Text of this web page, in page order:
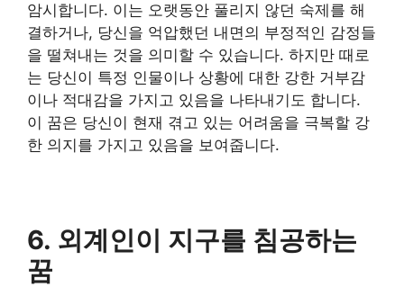
암시합니다. 이는 오랫동안 풀리지 않던 숙제를 해
결하거나, 당신을 억압했던 내면의 부정적인 감정들
을 떨쳐내는 것을 의미할 수 있습니다. 하지만 때로
는 당신이 특정 인물이나 상황에 대한 강한 거부감
이나 적대감을 가지고 있음을 나타내기도 합니다.
이 꿈은 당신이 현재 겪고 있는 어려움을 극복할 강
한 의지를 가지고 있음을 보여줍니다.
6. 외계인이 지구를 침공하는
꿈